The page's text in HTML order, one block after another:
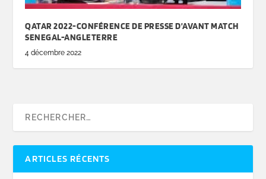
QATAR 2022-CONFÉRENCE DE PRESSE D’AVANT MATCH
SENEGAL-ANGLETERRE
4 décembre 2022
ARTICLES RÉCENTS